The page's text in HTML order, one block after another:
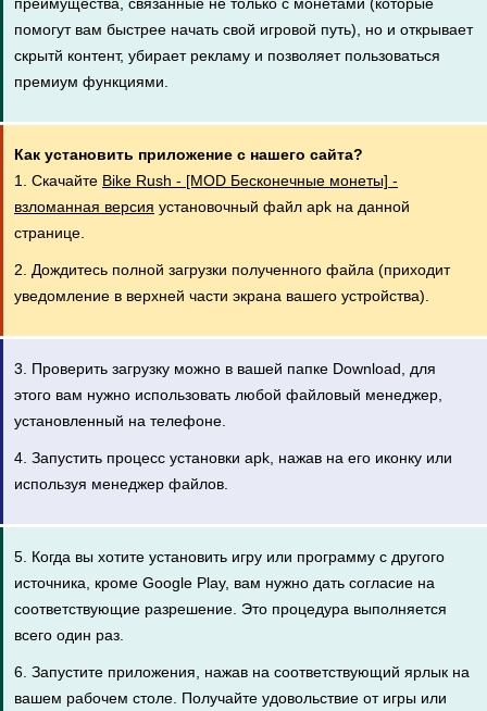
помогут вам быстрее начать свой игровой путь), но и открывает
скрытй контент, убирает рекламу и позволяет пользоваться
премиум функциями.
Как установить приложение с нашего сайта?
1. Скачайте Bike Rush - [MOD Бесконечные монеты] -
взломанная версия установочный файл apk на данной
странице.
2. Дождитесь полной загрузки полученного файла (приходит
уведомление в верхней части экрана вашего устройства).
3. Проверить загрузку можно в вашей папке Download, для
этого вам нужно использовать любой файловый менеджер,
установленный на телефоне.
4. Запустить процесс установки apk, нажав на его иконку или
используя менеджер файлов.
5. Когда вы хотите установить игру или программу с другого
источника, кроме Google Play, вам нужно дать согласие на
соответствующие разрешение. Это процедура выполняется
всего один раз.
6. Запустите приложения, нажав на соответствующий ярлык на
вашем рабочем столе. Получайте удовольствие от игры или